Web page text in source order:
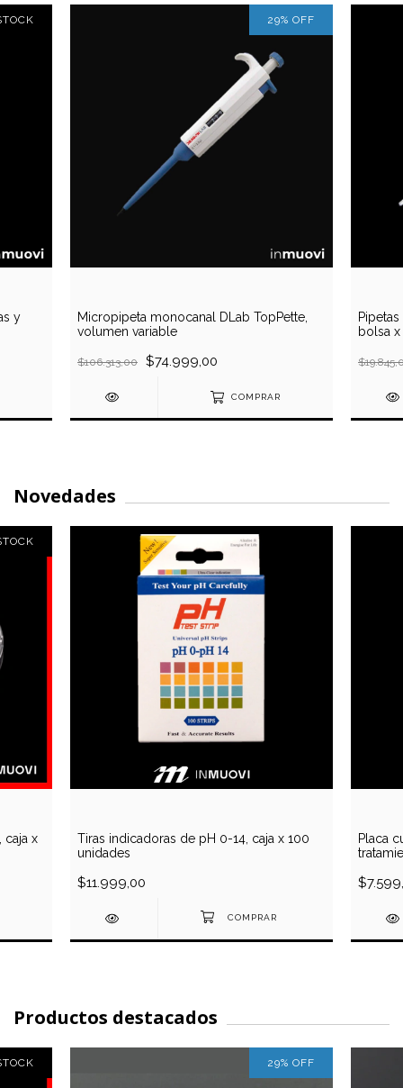
y
29% OFF
Micropipeta monocanal DLab TopPette,
volumen variable
$106.313,00 $74.999,00
COMPRAR
bolsa
Novedades
caja x
Tiras indicadoras de pH 0-14, caja x 100
unidades
$11.999,00
Placa
Productos destacados
29% OFF